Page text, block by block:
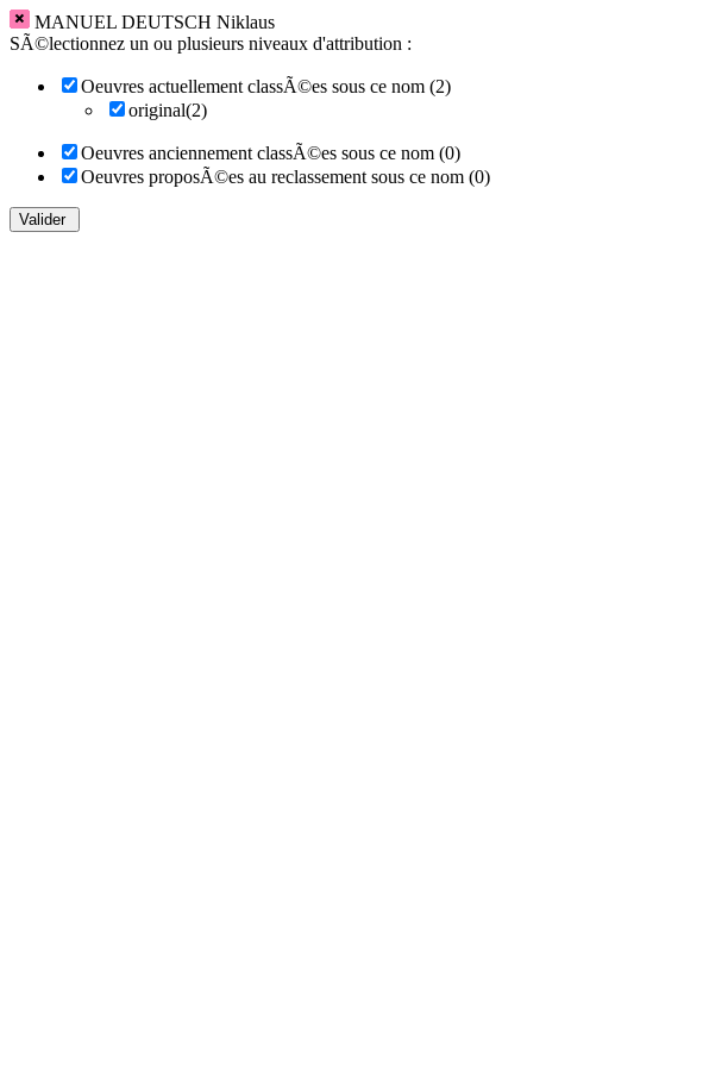
MANUEL DEUTSCH Niklaus
SÃ©lectionnez un ou plusieurs niveaux d'attribution :
Oeuvres actuellement classÃ©es sous ce nom (2)
original(2)
Oeuvres anciennement classÃ©es sous ce nom (0)
Oeuvres proposÃ©es au reclassement sous ce nom (0)
Valider